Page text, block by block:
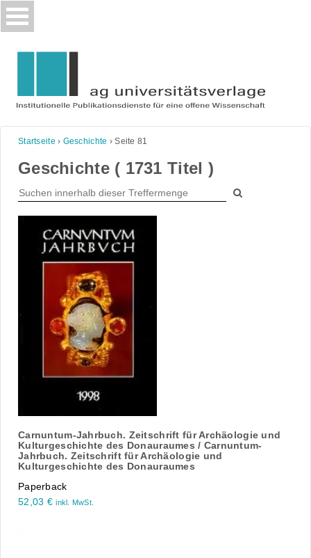
Skip
to
Startseite › Geschichte ›Seite 81
Geschichte ( 1731 Titel )
Carnuntum-Jahrbuch. Zeitschrift für Archäologie und
Kulturgeschichte des Donauraumes / Carnuntum-
Jahrbuch. Zeitschrift für Archäologie und
Kulturgeschichte des Donauraumes
Paperback
52,03 € inkl. MwSt.